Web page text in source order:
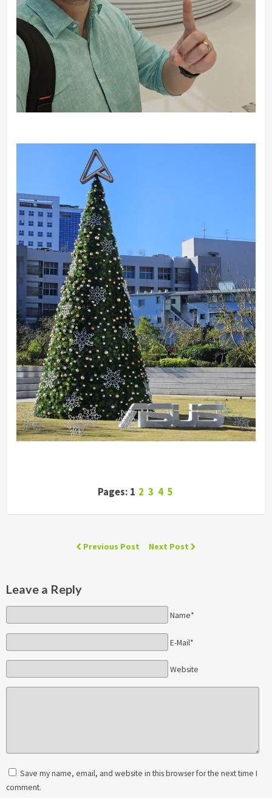
Pages: 1 2 3 4 5
Previous Post Next Post
Leave a Reply
Name*
E-Mail*
Website
Save my name, email, and website in this browser for the next time I
comment.